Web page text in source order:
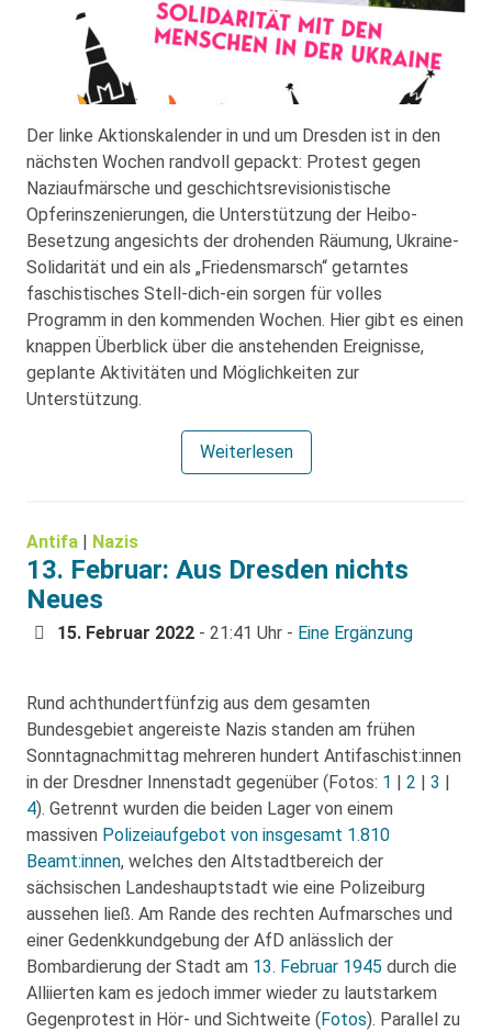
Der linke Aktionskalender in und um Dresden ist in den
nächsten Wochen randvoll gepackt: Protest gegen
Naziaufmärsche und geschichtsrevisionistische
Opferinszenierungen, die Unterstützung der Heibo-
Besetzung angesichts der drohenden Räumung, Ukraine-
Solidarität und ein als „Friedensmarsch“ getarntes
faschistisches Stell-dich-ein sorgen für volles
Programm in den kommenden Wochen. Hier gibt es einen
knappen Überblick über die anstehenden Ereignisse,
geplante Aktivitäten und Möglichkeiten zur
Unterstützung.
Weiterlesen
Antifa | Nazis
13. Februar: Aus Dresden nichts
Neues
15. Februar 2022 - 21:41 Uhr - Eine Ergänzung
Rund achthundertfünfzig aus dem gesamten
Bundesgebiet angereiste Nazis standen am frühen
Sonntagnachmittag mehreren hundert Antifaschist:innen
in der Dresdner Innenstadt gegenüber (Fotos: 1 | 2 | 3 |
4). Getrennt wurden die beiden Lager von einem
massiven Polizeiaufgebot von insgesamt 1.810
Beamt:innen, welches den Altstadtbereich der
sächsischen Landeshauptstadt wie eine Polizeiburg
aussehen ließ. Am Rande des rechten Aufmarsches und
einer Gedenkkundgebung der AfD anlässlich der
Bombardierung der Stadt am 13. Februar 1945 durch die
Alliierten kam es jedoch immer wieder zu lautstarkem
Gegenprotest in Hör- und Sichtweite (Fotos). Parallel zu